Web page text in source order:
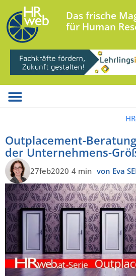
Das frische
für Human
Outplacement-
der Unternehmens-
27feb2020 4 min von Eva